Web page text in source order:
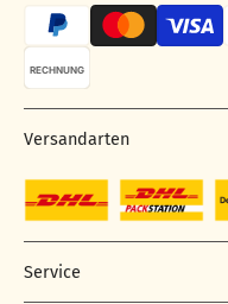
RECHNUNG
Versandarten
Service